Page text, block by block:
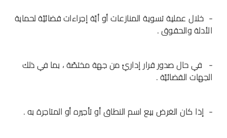
- خلال عملية تسوية المنازعات أو أيّة إجراءات قضائيّة لحماية
الأدلة والحقوق .
- في حال صدور قرار إداريّ من جهة مختصّة ، بما في ذلك
الجهات القضائيّة .
- إذا كان الغرض بيع اسم النطاق أو تأجيره أو المتاجرة به .